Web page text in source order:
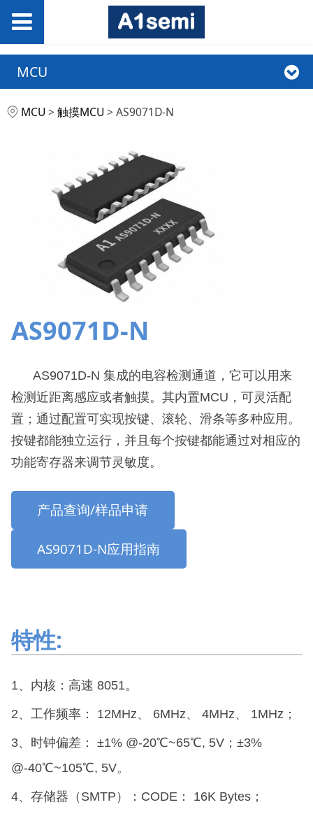
MCU
AS9071D-N
MCU >触摸MCU >AS9071D-N
AS9071D-N
AS9071D-N 集成的电容检测通道，它可以用来
检测近距离感应或者触摸。其内置MCU，可灵活配
置；通过配置可实现按键、滚轮、滑条等多种应用。
按键都能独立运行，并且每个按键都能通过对相应的
功能寄存器来调节灵敏度。
产品查询/样品申请
AS9071D-N应用指南
特性:
1、内核：高速 8051。
2、工作频率： 12MHz、 6MHz、 4MHz、 1MHz；
3、时钟偏差： ±1% @-20℃~65℃, 5V；±3%
@-40℃~105℃, 5V。
4、存储器（SMTP）：CODE： 16K Bytes；